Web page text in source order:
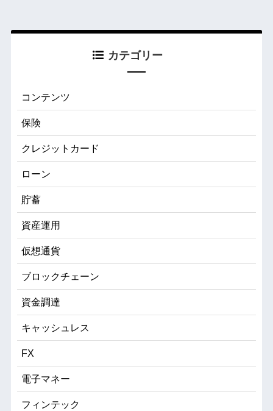
カテゴリー
コンテンツ
保険
クレジットカード
ローン
貯蓄
資産運用
仮想通貨
ブロックチェーン
資金調達
キャッシュレス
FX
電子マネー
フィンテック